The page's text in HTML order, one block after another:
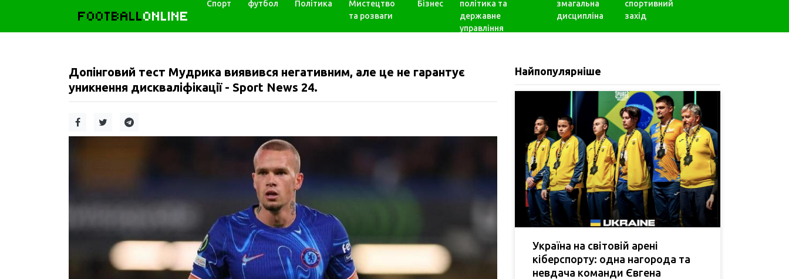
FOOTBALLONLINE
Спорт футбол Політика
Мистецтво
та розваги
Бізнес
політика та
державне
управління
змагальна
дисципліна
спортивний
захід
Допінговий тест Мудрика виявився негативним, але це не гарантує
уникнення дискваліфікації - Sport News 24.
Найпопулярніше
Україна на світовій арені
кіберспорту: одна нагорода та
невдача команди Євгена